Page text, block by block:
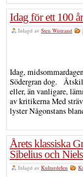
Idag för ett 100
Inlagd av Sten Wistrand
Idag,
Södergran dog.
eller, än vanligare,
av kritikerna Med
lyster Någonstans
Årets klassiska
Sibelius och
Inlagd av Kulturdelen